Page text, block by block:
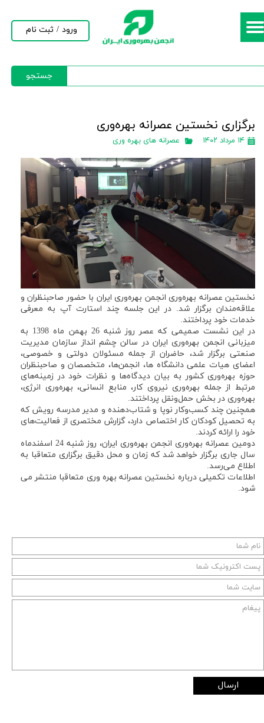
جستجو
ورود / ثبت نام
حساب کاربری من
برگزاری نخستین عصرانه بهره‌وری
۱۴ مرداد ۱۴۰۲ عصرانه های بهره وری
نخستین عصرانه بهره‌وری انجمن بهره‌وری ایران با حضور صاحبنظران و
علاقه‌مندان برگزار شد. در این جلسه چند استارت آپ به معرفی
خدمات خود پرداختند.
در این نشست صمیمی که عصر روز شنبه 26 بهمن ماه 1398 به
میزبانی انجمن بهره‌وری ایران در سالن چشم انداز سازمان مدیریت
صنعتی برگزار شد، حاضران از جمله مسئولان دولتی و خصوصی،
اعضای هیات علمی دانشگاه ها، انجمن‌ها، متخصصان و صاحبنظران
حوزه بهره‌وری کشور به بیان دیدگاه‌ها و نظرات خود در زمینه‌های
مرتبط از جمله بهره‌وری نیروی کار، منابع انسانی، بهره‌وری انرژی،
بهره‌وری در بخش حمل‌ونقل پرداختند.
همچنین چند کسب‌وکار نوپا و شتاب‌دهنده و مدیر مدرسه رویش که
به تحصیل کودکان کار اختصاص دارد، گزارش مختصری از فعالیت‌های
خود را ارائه کردند.
دومین عصرانه بهره‌وری انجمن بهره‌وری ایران، روز شنبه 24 اسفندماه
سال جاری برگزار خواهد شد که زمان و محل دقیق برگزاری متعاقبا به
اطلاع می‌رسد.
اطلاعات تکمیلی درباره نخستین عصرانه بهره وری متعاقبا منتشر می
شود.
ارسال